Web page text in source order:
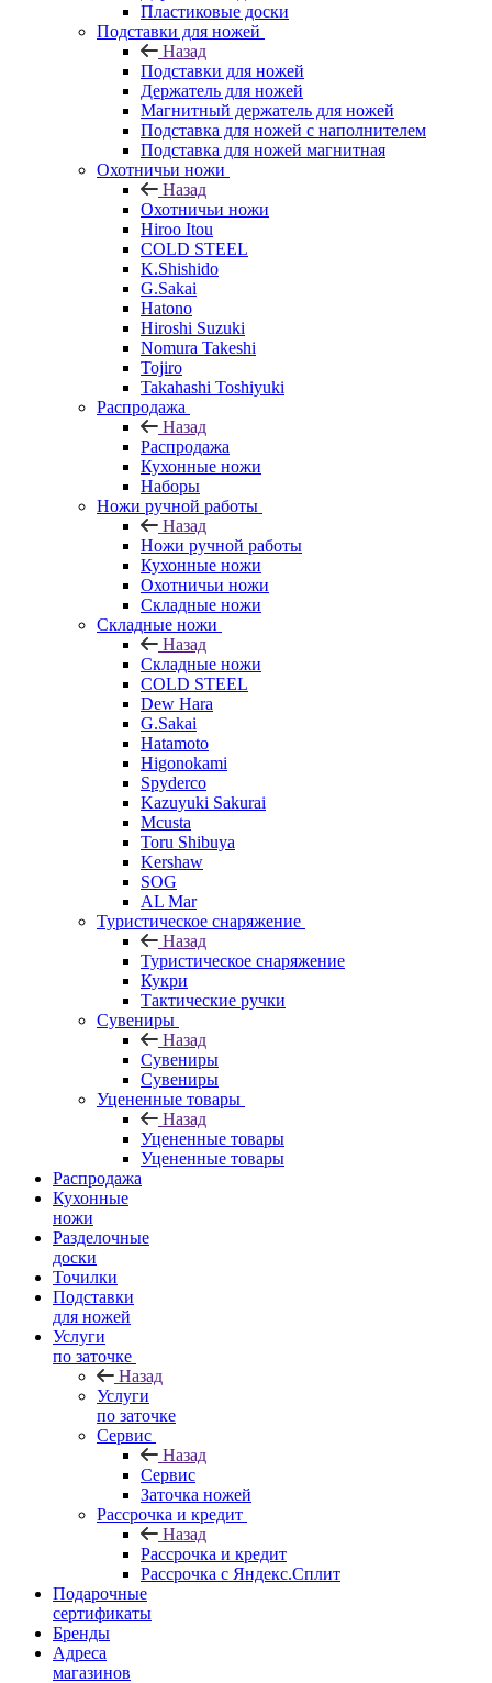
Пластиковые доски
Подставки для ножей
Назад
Подставки для ножей
Держатель для ножей
Магнитный держатель для ножей
Подставка для ножей с наполнителем
Подставка для ножей магнитная
Охотничьи ножи
Назад
Охотничьи ножи
Hiroo Itou
COLD STEEL
K.Shishido
G.Sakai
Hatono
Hiroshi Suzuki
Nomura Takeshi
Tojiro
Takahashi Toshiyuki
Распродажа
Назад
Распродажа
Кухонные ножи
Наборы
Ножи ручной работы
Назад
Ножи ручной работы
Кухонные ножи
Охотничьи ножи
Складные ножи
Складные ножи
Назад
Складные ножи
COLD STEEL
Dew Hara
G.Sakai
Hatamoto
Higonokami
Spyderco
Kazuyuki Sakurai
Mcusta
Toru Shibuya
Kershaw
SOG
AL Mar
Туристическое снаряжение
Назад
Туристическое снаряжение
Кукри
Тактические ручки
Сувениры
Назад
Сувениры
Сувениры
Уцененные товары
Назад
Уцененные товары
Уцененные товары
Распродажа
Кухонные
ножи
Разделочные
доски
Точилки
Подставки
для ножей
Услуги
по заточке
Назад
Услуги
по заточке
Сервис
Назад
Сервис
Заточка ножей
Рассрочка и кредит
Назад
Рассрочка и кредит
Рассрочка с Яндекс.Сплит
Подарочные
сертификаты
Бренды
Адреса
магазинов